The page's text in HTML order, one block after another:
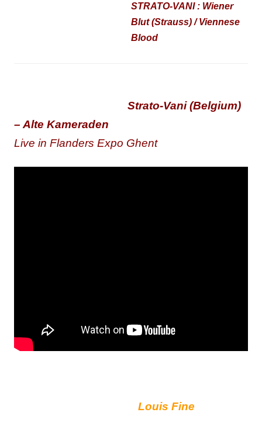
STRATO-VANI : Wiener
Blut (Strauss) / Viennese
Blood
Strato-Vani (Belgium)
– Alte Kameraden
Live in Flanders Expo Ghent
Louis Fine